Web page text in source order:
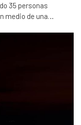
35 personas
medio de una…